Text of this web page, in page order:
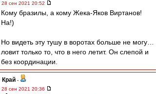
28 сен 2021 20:52
Кому бразилы, а кому Жека-Яков Виртанов!
На!)
Но видеть эту тушу в воротах больше не могу…
ловит только то, что в него летит. Он слепой и
без координации.
Край -
28 сен 2021 20:36